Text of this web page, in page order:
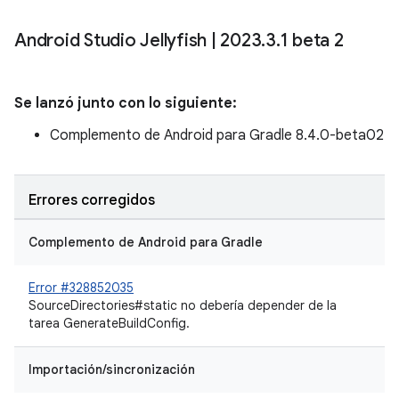
Android Studio Jellyfish 2023.3.1 beta 2
Se lanzó junto con lo siguiente:
Complemento de Android para Gradle 8.4.0-beta02
Errores corregidos
Complemento de Android para Gradle
Error #328852035
SourceDirectories#static no debería depender de la
tarea GenerateBuildConfig.
Importación/sincronización